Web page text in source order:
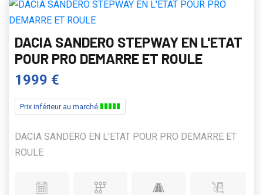
DACIA SANDERO STEPWAY EN L'ETAT
POUR PRO DEMARRE ET ROULE
1999 €
Prix inférieur au marché
DACIA SANDERO EN L'ETAT POUR PRO DEMARRE ET
ROULE